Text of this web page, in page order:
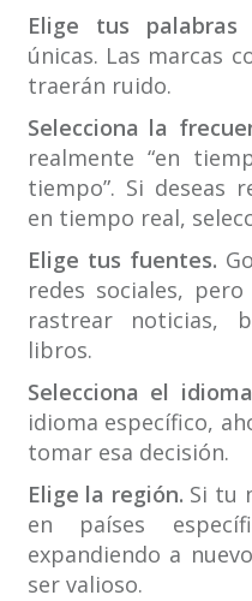
Elige tus palabras
únicas. Las marcas
traerán ruido.
Selecciona la
realmente “en
tiempo”. Si deseas
en tiempo real,
Elige tus fuentes.
redes sociales,
rastrear noticias,
libros.
Selecciona el
idioma específico,
tomar esa decisión.
Elige la región. Si tu
en países
expandiendo a
ser valioso.